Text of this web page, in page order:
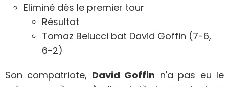
Eliminé dès le premier tour
Résultat
Tomaz Belucci bat David Goffin (7-6,
6-2)
Son compatriote, David Goffin n'a pas eu le